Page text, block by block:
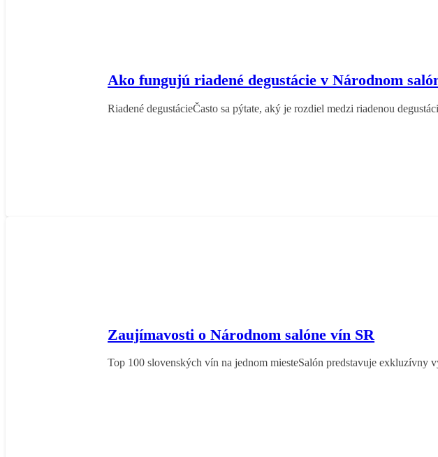
Ako fungujú riadené degustácie v Národnom
Riadené degustácieČasto sa pýtate, aký je rozdiel medzi riadenou
Zaujímavosti o Národnom salóne vín SR
Top 100 slovenských vín na jednom miesteSalón predstavuje